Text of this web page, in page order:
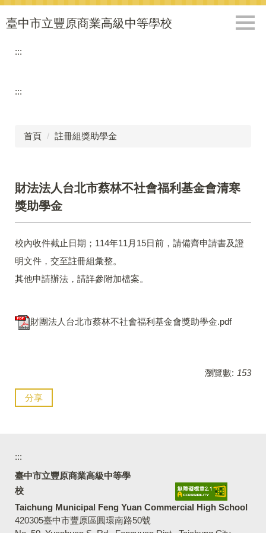
跳
到
臺中市立豐原商業高級中等學校
:::
:::
首頁 註冊組獎助學金
財法法人台北市蔡林不社會福利基金會清寒
獎助學金
校內收件截止日期；114年11月15日前，請備齊申請書及證
明文件，交至註冊組彙整。
其他申請辦法，請詳參附加檔案。
財團法人台北市蔡林不社會福利基金會獎助學金.pdf
瀏覽數: 153
分享
:::
臺中市立豐原商業高級中等學
校
Taichung Municipal Feng Yuan Commercial High School
420305臺中市豐原區圓環南路50號